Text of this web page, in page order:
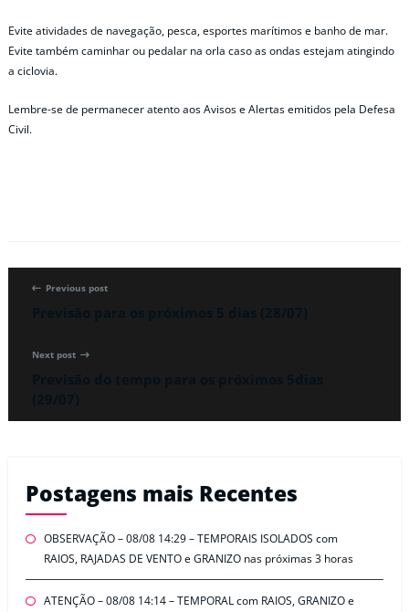
Evite atividades de navegação, pesca, esportes marítimos e banho de mar.
Evite também caminhar ou pedalar na orla caso as ondas estejam atingindo
a ciclovia.
Lembre-se de permanecer atento aos Avisos e Alertas emitidos pela Defesa
Civil.
Previous post
Next post
Postagens mais Recentes
OBSERVAÇÃO – 08/08 14:29 – TEMPORAIS ISOLADOS com
RAIOS, RAJADAS DE VENTO e GRANIZO nas próximas 3 horas
ATENÇÃO – 08/08 14:14 – TEMPORAL com RAIOS, GRANIZO e